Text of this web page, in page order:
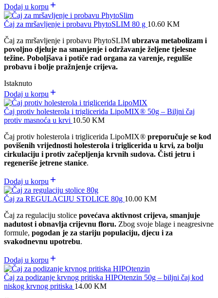
Dodaj u korpu
Čaj za mršavljenje i probavu PhytoSLIM 80 g 10.60 KM
Čaj za mršavljenje i probavu PhytoSLIM ubrzava metabolizam i
povoljno djeluje na smanjenje i održavanje željene tjelesne
težine. Poboljšava i potiče rad organa za varenje, reguliše
probavu i bolje pražnjenje crijeva.
Istaknuto
Dodaj u korpu
Čaj protiv holesterola i triglicerida LipoMIX® 50g – Biljni čaj
protiv masnoća u krvi 10.50 KM
Čaj protiv holesterola i triglicerida LipoMIX® preporučuje se kod
povišenih vrijednosti holesterola i triglicerida u krvi, za bolju
cirkulaciju i protiv začepljenja krvnih sudova. Čisti jetru i
regeneriše jetrene stanice.
Dodaj u korpu
Čaj za REGULACIJU STOLICE 80g 10.00 KM
Čaj za regulaciju stolice povećava aktivnost crijeva, smanjuje
nadutost i obnavlja crijevnu floru. Zbog svoje blage i neagresivne
formule, pogodan je za stariju populaciju, djecu i za
svakodnevnu upotrebu.
Dodaj u korpu
Čaj za podizanje krvnog pritiska HIPOtenzin 50g – biljni čaj kod
niskog krvnog pritiska 14.00 KM